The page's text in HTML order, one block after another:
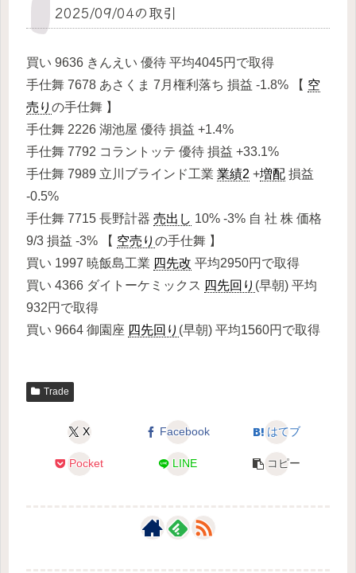
2025/09/04の取引
買い 9636 きんえい 優待 平均4045円で取得
手仕舞 7678 あさくま 7月権利落ち 損益 -1.8% 【 空
売り の手仕舞 】
手仕舞 2226 湖池屋 優待 損益 +1.4%
手仕舞 7792 コラントッテ 優待 損益 +33.1%
手仕舞 7989 立川ブラインド工業 業績2 +増配 損益
-0.5%
手仕舞 7715 長野計器 売出し 10% -3% 自 社 株 価格
9/3 損益 -3% 【 空売り の手仕舞 】
買い 1997 暁飯島工業 四先改 平均2950円で取得
買い 4366 ダイトーケミックス 四先回り (早朝) 平均
932円で取得
買い 9664 御園座 四先回り (早朝) 平均1560円で取得
Trade
X Facebook はてブ
Pocket LINE コピー